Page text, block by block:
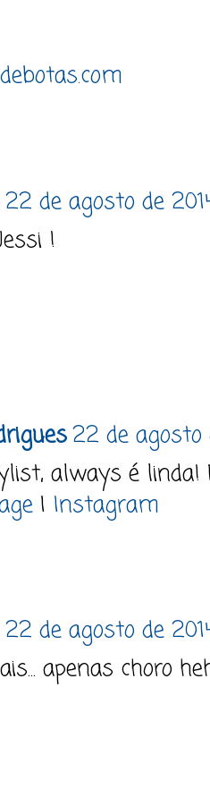
22 de agosto de
!
22 de agosto
always é linda!
| Instagram
22 de agosto de
apenas choro